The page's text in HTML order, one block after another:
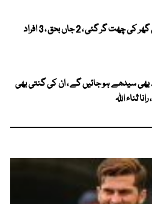
ڈیرہ غازی خان میں گھر کی چھت گر گئی ، 2 جاں بحق ، 3 افراد
بھی سیدھے ہو جائیں گے ، ان کی گنتی بھی
ثناء اللہ